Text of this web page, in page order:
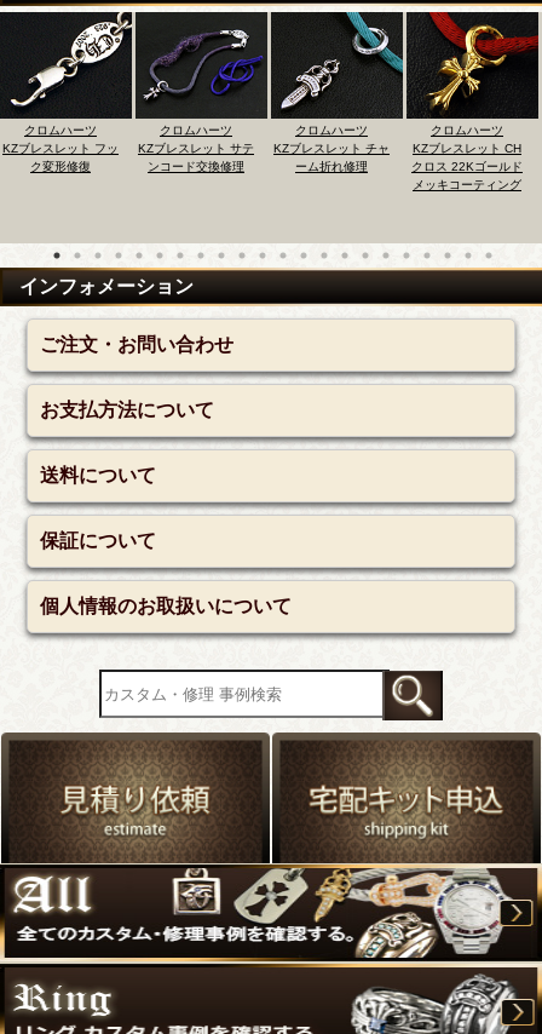
クロムハーツ
ブレスレット フッ
ク変形修復
クロムハーツ
KZブレスレット サテ
ンコード交換修理
クロムハーツ
KZブレスレット チャ
ーム折れ修理
クロムハーツ
KZブレスレット CH
クロス 22Kゴールド
メッキコーティング
インフォメーション
ご注文・お問い合わせ
お支払方法について
送料について
保証について
個人情報のお取扱いについて